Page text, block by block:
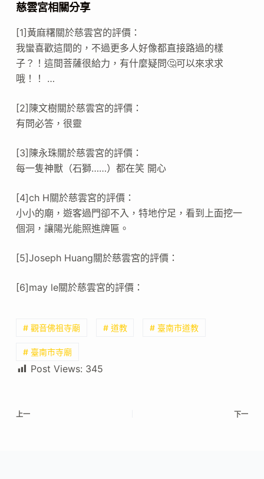
慈雲宮相關分享
[1]黃麻糬關於慈雲宮的評價：
我蠻喜歡這間的，不過更多人好像都直接路過的樣
子？！這間菩薩很給力，有什麼疑問🤔️可以來求求
哦！！ …
[2]陳文樹關於慈雲宮的評價：
有問必答，很靈
[3]陳永珠關於慈雲宮的評價：
每一隻神獸（石獅……）都在笑 開心
[4]ch H關於慈雲宮的評價：
小小的廟，遊客過門卻不入，特地佇足，看到上面挖一
個洞，讓陽光能照進牌匾。
[5]Joseph Huang關於慈雲宮的評價：
[6]may le關於慈雲宮的評價：
# 觀音佛祖寺廟 # 道教 # 臺南市道教
# 臺南市寺廟
Post Views: 345
上一 下一